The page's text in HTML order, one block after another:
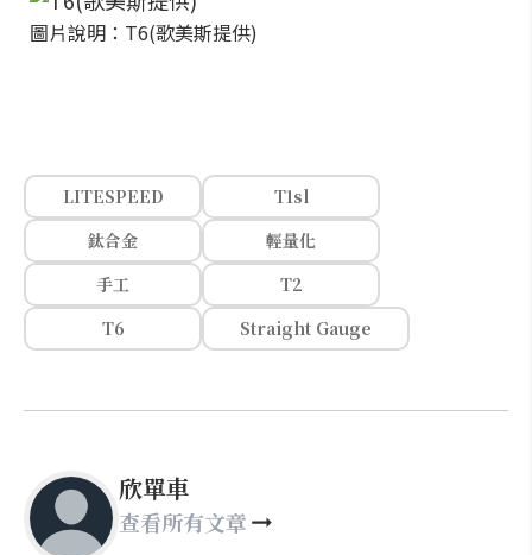
圖片說明：T6(歌美斯提供)
LITESPEED
T1sl
鈦合金
輕量化
手工
T2
T6
Straight Gauge
欣單車
查看所有文章